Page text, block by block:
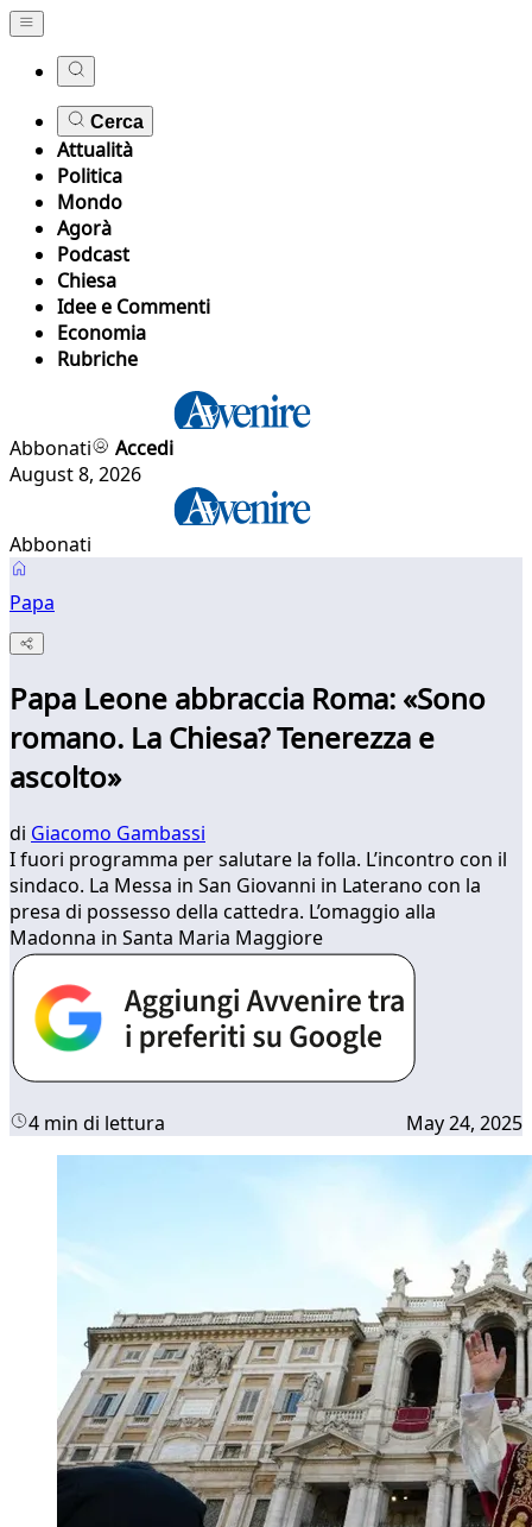
Cerca
Attualità
Politica
Mondo
Agorà
Podcast
Chiesa
Idee e Commenti
Economia
Rubriche
Abbonati
Accedi
August 8, 2026
Abbonati
Papa
Papa Leone abbraccia Roma: «Sono
romano. La Chiesa? Tenerezza e
ascolto»
di Giacomo Gambassi
I fuori programma per salutare la folla. L’incontro con il
sindaco. La Messa in San Giovanni in Laterano con la
presa di possesso della cattedra. L’omaggio alla
Madonna in Santa Maria Maggiore
4 min di lettura May 24, 2025